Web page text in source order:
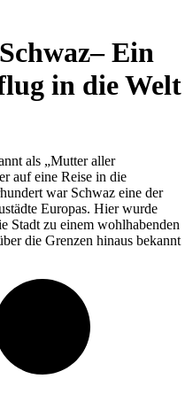
Ein
in die Welt
als „Mutter aller
auf eine Reise in die
war Schwaz eine der
Europas. Hier wurde
Stadt zu einem wohlhabenden
die Grenzen hinaus bekannt